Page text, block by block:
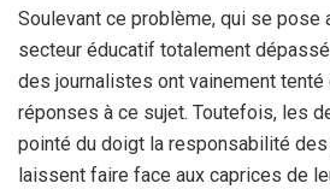
Soulevant ce problème, qui se pose
secteur éducatif totalement
des journalistes ont vainement tenté
réponses à ce sujet. Toutefois, les
pointé du doigt la responsabilité
laissent faire face aux caprices de